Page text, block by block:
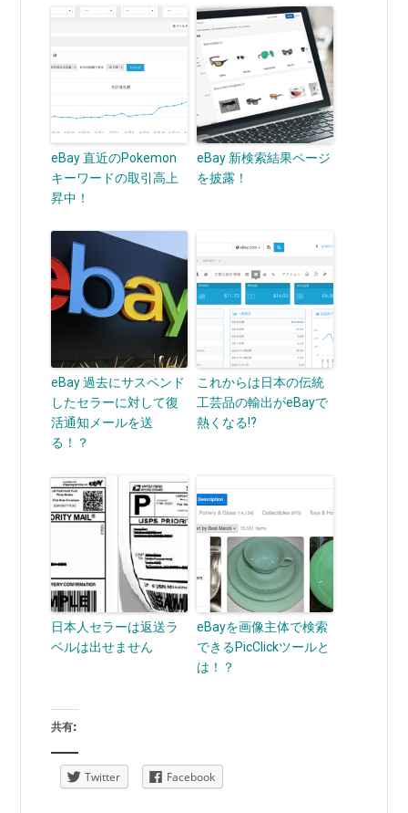
eBay 直近のPokemon
キーワードの取引高上
昇中！
eBay 新検索結果ページ
を披露！
eBay 過去にサスペンド
したセラーに対して復
活通知メールを送
る！？
これからは日本の伝統
工芸品の輸出がeBayで
熱くなる!?
日本人セラーは返送ラ
ベルは出せません
eBayを画像主体で検索
できるPicClickツールと
は！？
共有:
Twitter Facebook